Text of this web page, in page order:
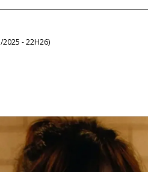
2025 - 22H26)